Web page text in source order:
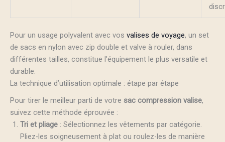
Pour un usage polyvalent avec vos valises de voyage, un set
de sacs en nylon avec zip double et valve à rouler, dans
différentes tailles, constitue l’équipement le plus versatile et
durable.
La technique d’utilisation optimale : étape par étape
Pour tirer le meilleur parti de votre sac compression valise,
suivez cette méthode éprouvée :
Tri et pliage : Sélectionnez les vêtements par catégorie.
Pliez-les soigneusement à plat ou roulez-les de manière